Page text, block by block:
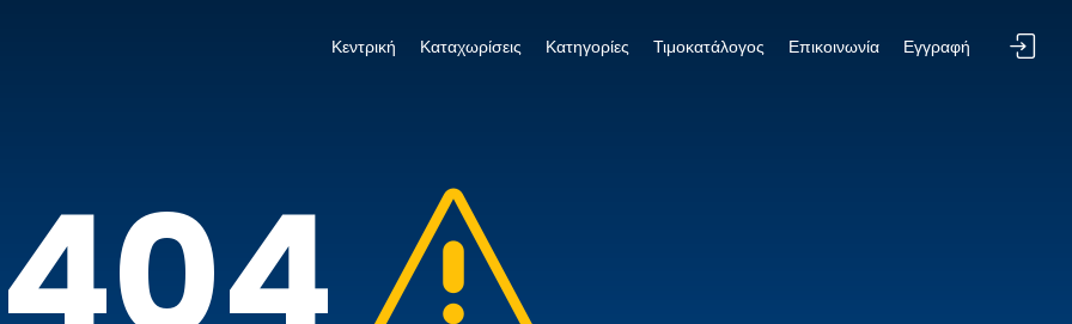
404
Κεντρική Καταχωρίσεις Κατηγορίες Τιμοκατάλογος Επικοινωνία Εγγραφή